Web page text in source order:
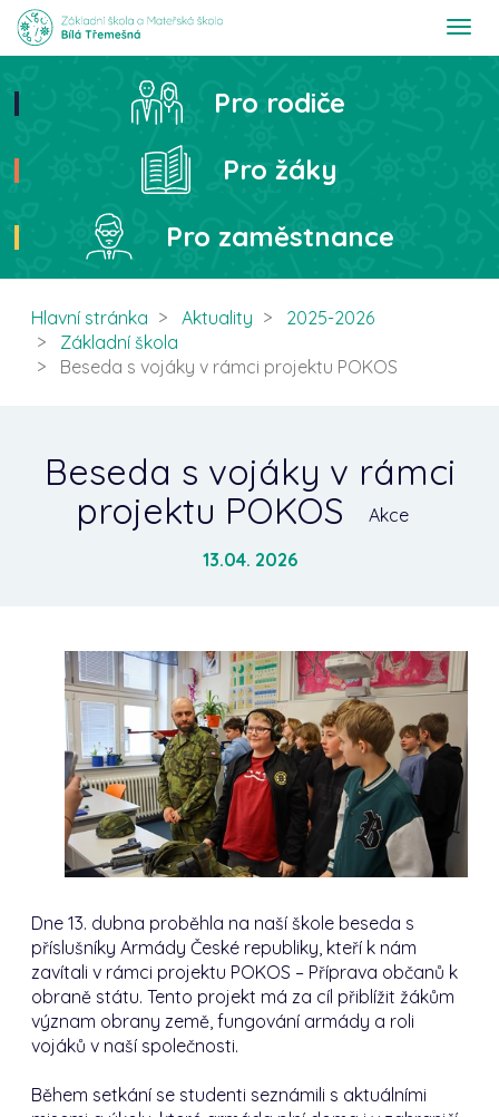
T
t
Hledat
Pro rodiče
Pro žáky
Pro zaměstnance
Hlavní stránka Aktuality
2025-2026
Základní škola
Beseda s vojáky v rámci projektu POKOS
Beseda s vojáky v rámci
projektu POKOS
Akce
13.04. 2026
Dne 13. dubna proběhla na naší škole beseda s
příslušníky Armády České republiky, kteří k nám
zavítali v rámci projektu POKOS – Příprava občanů k
obraně státu. Tento projekt má za cíl přiblížit žákům
význam obrany země, fungování armády a roli
vojáků v naší společnosti.
Během setkání se studenti seznámili s aktuálními